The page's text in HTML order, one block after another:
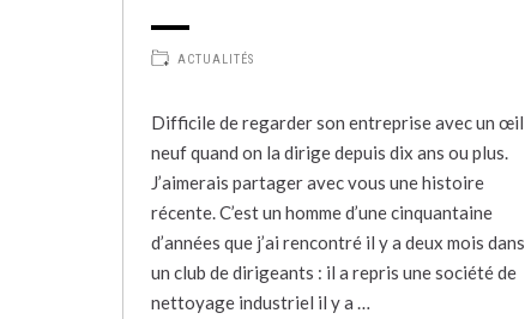
ACTUALITÉS
Difficile de regarder son entreprise avec un œil
neuf quand on la dirige depuis dix ans ou plus.
J’aimerais partager avec vous une histoire
récente. C’est un homme d’une cinquantaine
d’années que j’ai rencontré il y a deux mois dans
un club de dirigeants : il a repris une société de
nettoyage industriel il y a …